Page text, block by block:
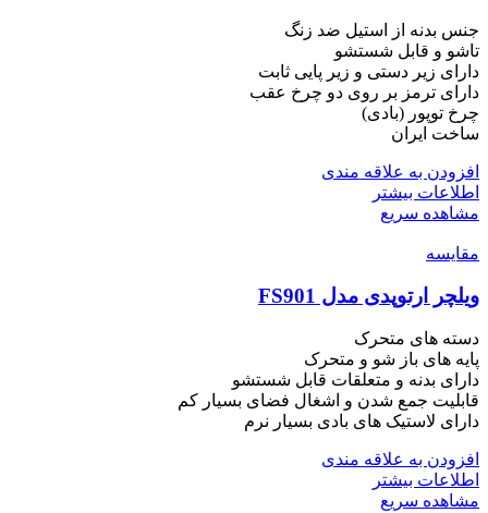
جنس بدنه از استیل ضد زنگ
تاشو و قابل شستشو
دارای زیر دستی و زیر پایی ثابت
دارای ترمز بر روی دو چرخ عقب
چرخ توپور (بادی)
ساخت ایران
افزودن به علاقه مندی
اطلاعات بیشتر
مشاهده سریع
مقایسه
ویلچر ارتوپدی مدل FS901
دسته های متحرک
پایه های باز شو و متحرک
دارای بدنه و متعلقات قابل شستشو
قابلیت جمع شدن و اشغال فضای بسیار کم
دارای لاستیک های بادی بسیار نرم
افزودن به علاقه مندی
اطلاعات بیشتر
مشاهده سریع